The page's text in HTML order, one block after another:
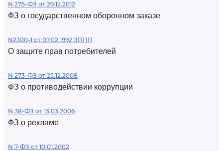
N 275-ФЗ от 29.12.2012
ФЗ о государственном оборонном заказе
N2300-1 от 07.02.1992 ЗППП
О защите прав потребителей
N 273-ФЗ от 25.12.2008
ФЗ о противодействии коррупции
N 38-ФЗ от 13.03.2006
ФЗ о рекламе
N 7-ФЗ от 10.01.2002